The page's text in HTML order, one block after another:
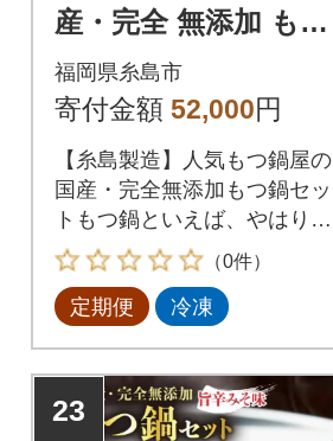
産・完全 無添加 もつ
鍋セット (約2人前) し
ょうゆ味[AFF011]
福岡県糸島市
寄付金額 52,000円
【糸島製造】人気もつ鍋屋の
国産・完全無添加もつ鍋セッ
トもつ鍋といえば、やはり一
番気になるのは【もつ】九州
産の生の牛もつを最短ルート
で新鮮な状態で仕入れ、長年
急速冷凍技術により、ぷりっ
ぷりで甘い極上のもつに仕上
がっております。
（0件）
定期便 冷凍
23